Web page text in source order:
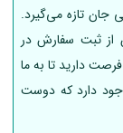
جان تازه می‌گیرد.
سپس 72 ساعت فرصت دارید تا به ما
دارد که دوست